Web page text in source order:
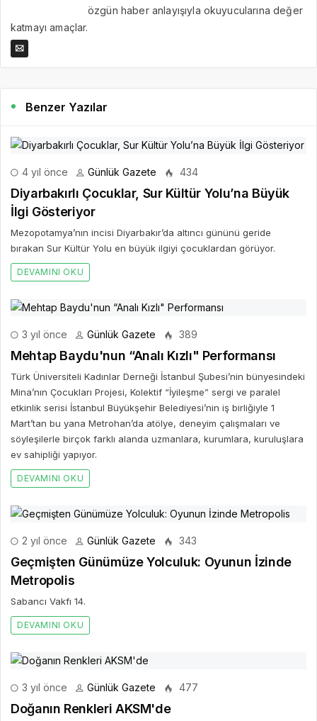
özgün haber anlayışıyla okuyucularına değer
katmayı amaçlar.
Benzer Yazılar
4 yıl önce Günlük Gazete 434
Diyarbakırlı Çocuklar, Sur Kültür Yolu’na Büyük
İlgi Gösteriyor
Mezopotamya’nın incisi Diyarbakır’da altıncı gününü geride
bırakan Sur Kültür Yolu en büyük ilgiyi çocuklardan görüyor.
DEVAMINI OKU
3 yıl önce Günlük Gazete 389
Mehtap Baydu'nun “Analı Kızlı" Performansı
Türk Üniversiteli Kadınlar Derneği İstanbul Şubesi’nin bünyesindeki
Mina’nın Çocukları Projesi, Kolektif “İyileşme” sergi ve paralel
etkinlik serisi İstanbul Büyükşehir Belediyesi’nin iş birliğiyle 1
Mart’tan bu yana Metrohan’da atölye, deneyim çalışmaları ve
söyleşilerle birçok farklı alanda uzmanlara, kurumlara, kuruluşlara
ev sahipliği yapıyor.
DEVAMINI OKU
2 yıl önce Günlük Gazete 343
Geçmişten Günümüze Yolculuk: Oyunun İzinde
Metropolis
Sabancı Vakfı 14.
DEVAMINI OKU
3 yıl önce Günlük Gazete 477
Doğanın Renkleri AKSM'de